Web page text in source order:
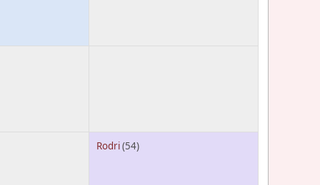
Rodri(54)